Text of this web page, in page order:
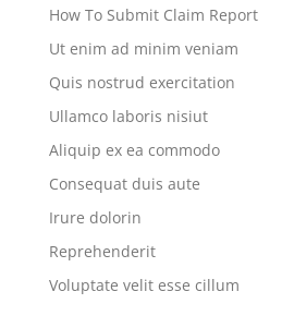
How To Submit Claim Report
Ut enim ad minim veniam
Quis nostrud exercitation
Ullamco laboris nisiut
Aliquip ex ea commodo
Consequat duis aute
Irure dolorin
Reprehenderit
Voluptate velit esse cillum